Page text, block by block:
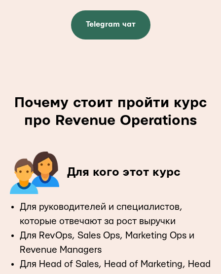
Telegram чат
Почему стоит пройти курс
про Revenue Operations
Для кого этот курс
Для руководителей и специалистов,
которые отвечают за рост выручки
Для RevOps, Sales Ops, Marketing Ops и
Revenue Managers
Для Head of Sales, Head of Marketing, Head